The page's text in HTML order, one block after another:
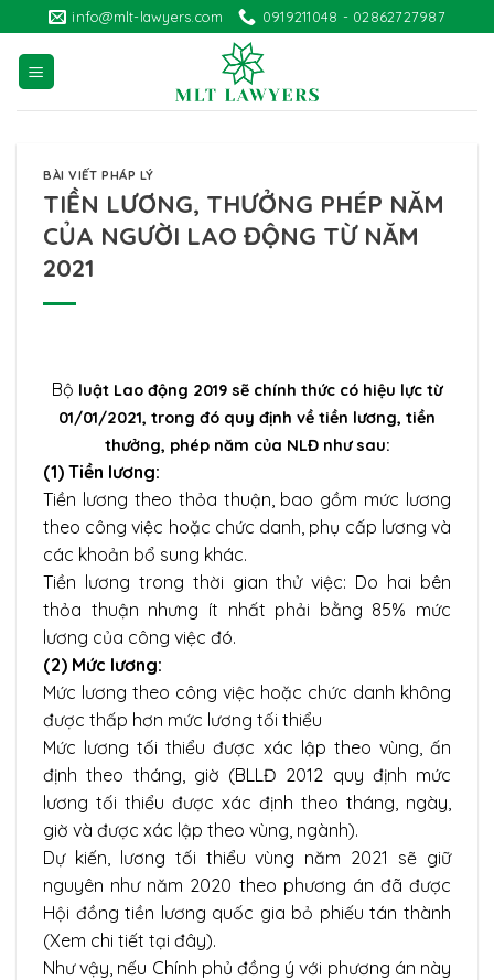
content
info@mlt-lawyers.com 0919211048 - 02862727987
BÀI VIẾT PHÁP LÝ
TIỀN LƯƠNG, THƯỞNG PHÉP NĂM
CỦA NGƯỜI LAO ĐỘNG TỪ NĂM
2021
Bộ luật Lao động 2019 sẽ chính thức có hiệu lực từ
01/01/2021, trong đó quy định về tiền lương, tiền
thưởng, phép năm của NLĐ như sau:
(1) Tiền lương:
Tiền lương theo thỏa thuận, bao gồm mức lương
theo công việc hoặc chức danh, phụ cấp lương và
các khoản bổ sung khác.
Tiền lương trong thời gian thử việc: Do hai bên
thỏa thuận nhưng ít nhất phải bằng 85% mức
lương của công việc đó.
(2) Mức lương:
Mức lương theo công việc hoặc chức danh không
được thấp hơn mức lương tối thiểu
Mức lương tối thiểu được xác lập theo vùng, ấn
định theo tháng, giờ (BLLĐ 2012 quy định mức
lương tối thiểu được xác định theo tháng, ngày,
giờ và được xác lập theo vùng, ngành).
Dự kiến, lương tối thiểu vùng năm 2021 sẽ giữ
nguyên như năm 2020 theo phương án đã được
Hội đồng tiền lương quốc gia bỏ phiếu tán thành
(Xem chi tiết tại đây).
Như vậy, nếu Chính phủ đồng ý với phương án này